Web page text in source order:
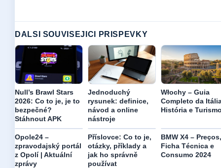
DALSI SOUVISEJICI PRISPEVKY
Null’s Brawl Stars
2026: Co to je, je to
bezpečné?
Stáhnout APK
Jednoduchý
rysunek: definice,
návod a online
nástroje
Włochy – Guia
Completo da
História e
Opole24 –
zpravodajský portál
z Opolí | Aktuální
zprávy
Příslovce: Co to je,
otázky, příklady a
jak ho správně
používat
BMW X4 – Preços,
Ficha Técnica e
Consumo 2024